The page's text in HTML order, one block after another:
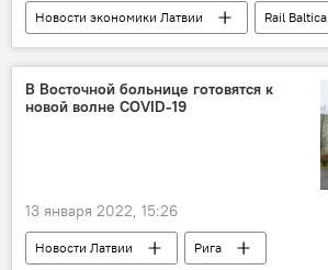
Новости экономики Латвии
Rail Baltica
железная дорога
В Восточной больнице готовятся к
новой волне COVID-19
13 января 2022, 15:26
Новости Латвии
Рига